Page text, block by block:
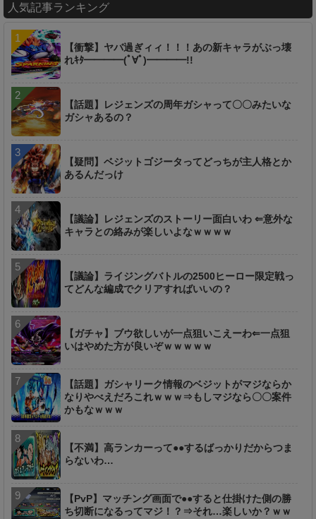
人気記事ランキング
【衝撃】ヤバ過ぎィィ！！！あの新キャラがぶっ壊
れｷﾀ━━━━(ﾟ∀ﾟ)━━━━!!
【話題】レジェンズの周年ガシャって〇〇みたいな
ガシャあるの？
【疑問】ベジットゴジータってどっちが主人格とか
あるんだっけ
【議論】レジェンズのストーリー面白いわ ⇐意外な
キャラとの絡みが楽しいよなｗｗｗｗ
【議論】ライジングバトルの2500ヒーロー限定戦っ
てどんな編成でクリアすればいいの？
【ガチャ】ブウ欲しいが一点狙いこえーわ⇐一点狙
いはやめた方が良いぞｗｗｗｗｗ
【話題】ガシャリーク情報のベジットがマジならか
なりやべえだろこれｗｗｗ⇒もしマジなら〇〇案件
かもなｗｗｗ
【不満】高ランカーって●●するばっかりだからつま
らないわ…
【PvP】マッチング画面で●●すると仕掛けた側の勝
ち切断になるってマジ！？⇒それ…楽しいか？ｗｗ